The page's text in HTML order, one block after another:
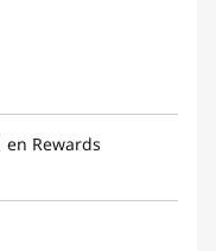
en Rewards